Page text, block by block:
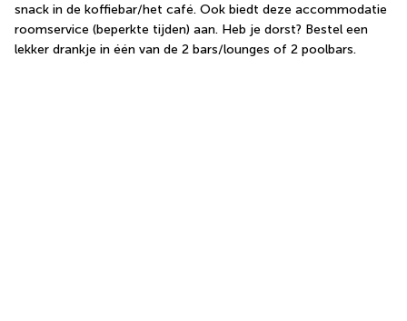
snack in de koffiebar/het café. Ook biedt deze accommodatie
roomservice (beperkte tijden) aan. Heb je dorst? Bestel een
lekker drankje in één van de 2 bars/lounges of 2 poolbars.